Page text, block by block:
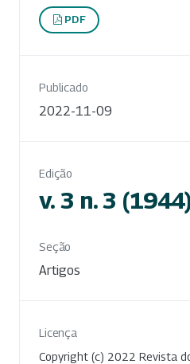
PDF
Publicado
2022-11-09
Edição
v. 3 n. 3 (1944)
Seção
Artigos
Licença
Copyright (c) 2022 Revista